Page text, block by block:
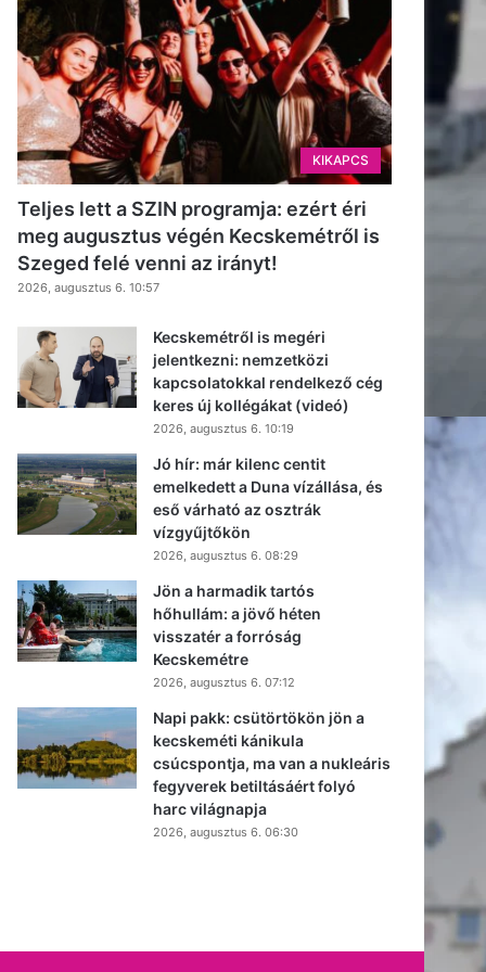
KIKAPCS
Teljes lett a SZIN programja: ezért éri
meg augusztus végén Kecskemétről is
Szeged felé venni az irányt!
2026, augusztus 6. 10:57
Kecskemétről is megéri
jelentkezni: nemzetközi
kapcsolatokkal rendelkező cég
keres új kollégákat (videó)
2026, augusztus 6. 10:19
Jó hír: már kilenc centit
emelkedett a Duna vízállása, és
eső várható az osztrák
vízgyűjtőkön
2026, augusztus 6. 08:29
Jön a harmadik tartós
hőhullám: a jövő héten
visszatér a forróság
Kecskemétre
2026, augusztus 6. 07:12
Napi pakk: csütörtökön jön a
kecskeméti kánikula
csúcspontja, ma van a nukleáris
fegyverek betiltásáért folyó
harc világnapja
2026, augusztus 6. 06:30